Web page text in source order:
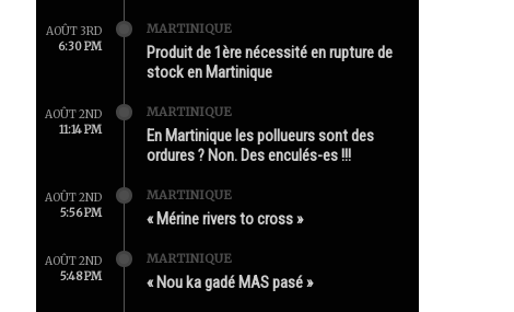
AOÛT 3RD
6:30 PM
MARTINIQUE
Produit de 1ère nécessité en rupture de
stock en Martinique
AOÛT 2ND
11:14 PM
MARTINIQUE
En Martinique les pollueurs sont des
ordures ? Non. Des enculés-es !!!
AOÛT 2ND
5:56 PM
MARTINIQUE
« Mérine rivers to cross »
AOÛT 2ND
5:48 PM
MARTINIQUE
« Nou ka gadé MAS pasé »